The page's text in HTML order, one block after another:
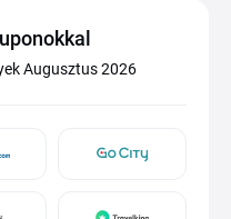
Augusztus 2026